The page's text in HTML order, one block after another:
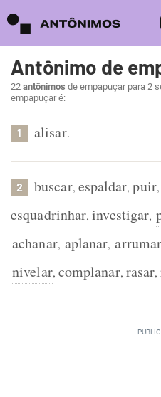
Antônimo de
22 antônimos de empapuçar para 2
empapuçar é:
1 alisar.
2 buscar, espaldar,puir,
esquadrinhar,investigar,
achanar, aplanar, arrumar
nivelar, complanar, rasar,